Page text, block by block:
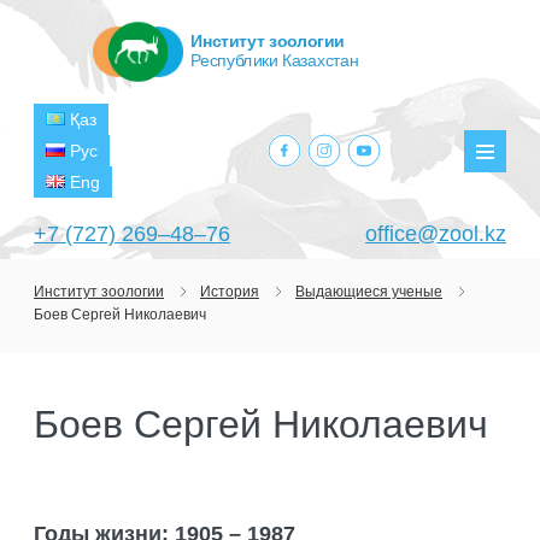
+7 (727) 269‒48‒76 office@zool.kz
Қаз
Рус
Eng
facebook.com
instagram.com
youtube.com
Институт зоологии
Республики Казахстан
ГЛАВНАЯ
ЦЕЛИ И ЗАДАЧИ
ПОДРАЗДЕЛЕНИЯ
НАУЧНО-ИССЛЕДОВАТЕЛЬСКИЕ
ТЕКУЩИЕ ПРОЕКТЫ
Институт зоологии История
Выдающиеся ученые
Боев Сергей Николаевич
Боев Сергей Николаевич
Годы жизни: 1905 – 1987